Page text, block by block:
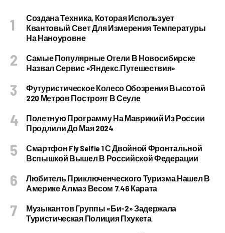
Создана Техника, Которая Использует
Квантовый Свет Для Измерения Температуры
На Наноуровне
Самые Популярные Отели В Новосибирске
Назвал Сервис «Яндекс.Путешествия»
Футуристическое Колесо Обозрения Высотой
220 Метров Построят В Сеуле
Полетную Программу На Маврикий Из России
Продлили До Мая 2024
Смартфон Fly Selfie 1 С Двойной Фронтальной
Вспышкой Вышел В Российской Федерации
Любитель Приключенческого Туризма Нашел В
Америке Алмаз Весом 7.46 Карата
Музыкантов Группы «Би-2» Задержала
Туристическая Полиция Пхукета